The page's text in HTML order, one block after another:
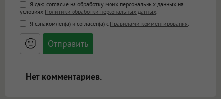
Поддержка HTML
<b>, <strong>, <u>, <i>, <em>, <s>, <big>,
<small>, <sup>, <sub>, <pre>, <ul>, <ol>, <li>,
<blockquote>, <code> экранирует HTML,
адреса URL автоматически становятся
ссылками, и [img]адрес[/img] будет
Я даю согласие на обработку моих персональных данных на
условиях Политики обработки персональных данных
Я ознакомлен(а) и согласен(а) с Правилами комментирования
🙂
Нет комментариев.